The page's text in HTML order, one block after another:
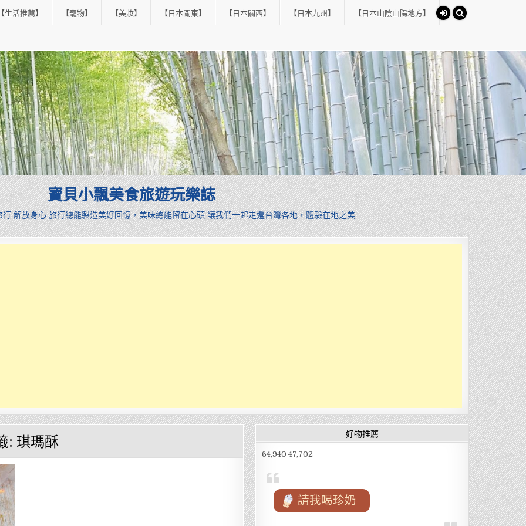
生活推薦】 【寵物】 【美妝】 【日本關東】 【日本關西】 【日本九州】 【日本山陰山陽地方】
寶貝小飄美食旅遊玩樂誌
解放身心 旅行總能製造美好回憶，美味總能留在心頭 讓我們一起走遍台灣各地，體驗在地之美
: 琪瑪酥 好物推薦
64,940 47,702
請我喝珍奶